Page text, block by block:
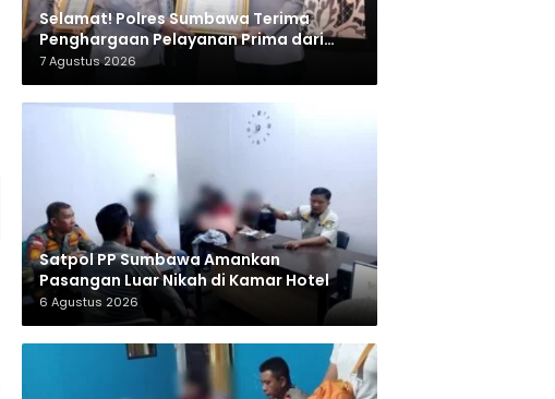
Selamat! Polres Sumbawa Terima
Penghargaan Pelayanan Prima dari
Kapolri
7 Agustus 2026
Satpol PP Sumbawa Amankan
Pasangan Luar Nikah di Kamar Hotel
6 Agustus 2026